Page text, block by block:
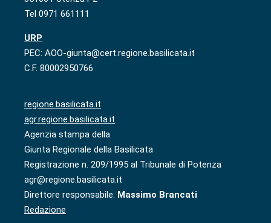
Tel 0971 661111
URP
PEC: AOO-giunta@cert.regione.basilicata.it
C.F. 80002950766
regione.basilicata.it
agr.regione.basilicata.it
Agenzia stampa della
Giunta Regionale della Basilicata
Registrazione n. 209/1995 al Tribunale di Potenza
agr@regione.basilicata.it
Direttore responsabile: Massimo Brancati
Redazione